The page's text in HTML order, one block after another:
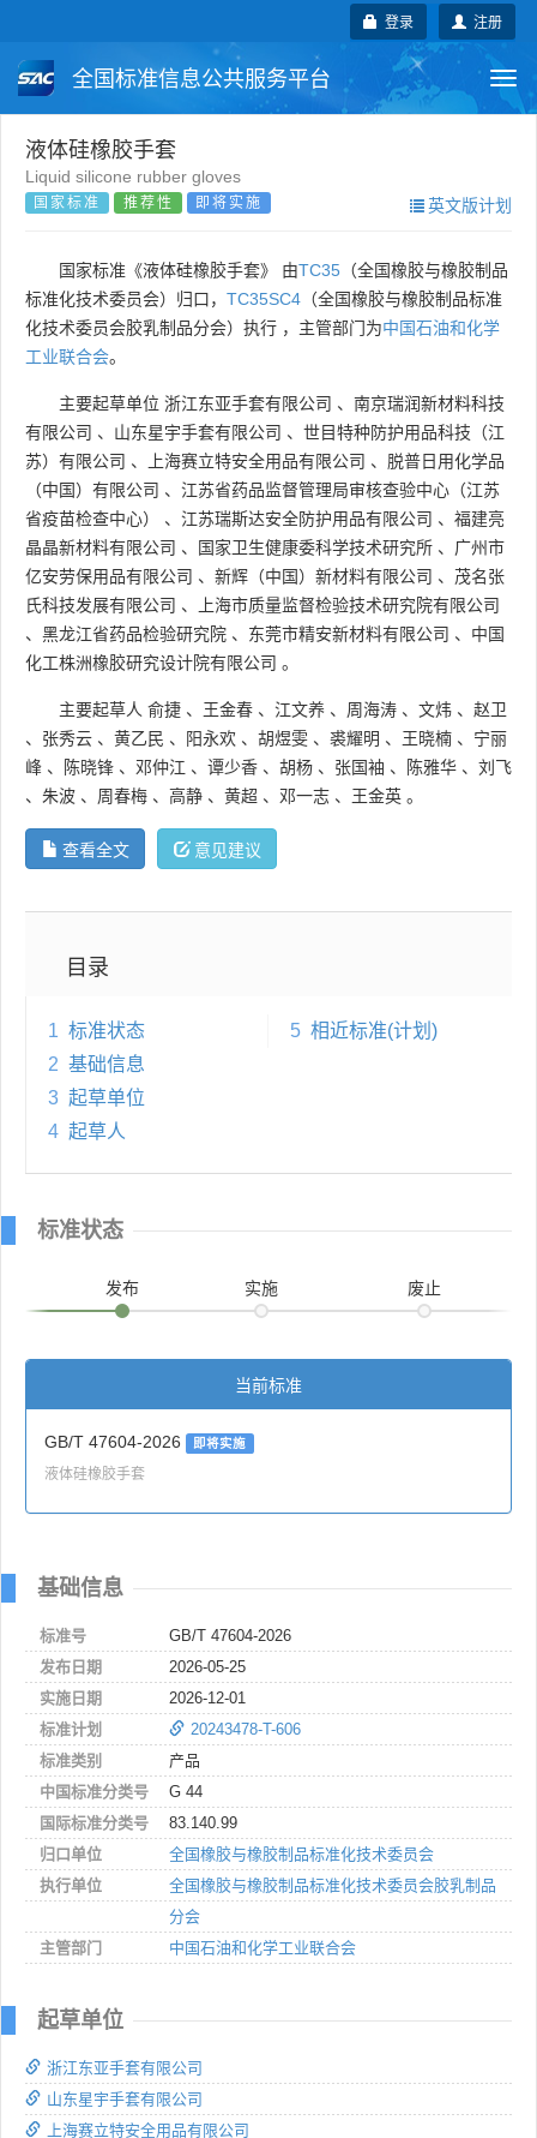
注册
登录
全国标准信息公共服务平台
国家标准
团体标准 企业标准 国际标准
国外标准 技术委员会
液体硅橡胶手套
Liquid silicone rubber gloves
国家标准 推荐性 即将实施 英文版计划
国家标准《液体硅橡胶手套》 由TC35 （全国橡胶与橡胶制品
标准化技术委员会）归口， TC35SC4 （全国橡胶与橡胶制品标准
化技术委员会胶乳制品分会）执行 ，主管部门为中国石油和化学
工业联合会。
主要起草单位 浙江东亚手套有限公司 、 南京瑞润新材料科技
有限公司 、 山东星宇手套有限公司 、 世目特种防护用品科技（江
苏）有限公司 、 上海赛立特安全用品有限公司 、 脱普日用化学品
（中国）有限公司 、 江苏省药品监督管理局审核查验中心（江苏
省疫苗检查中心）
、 江苏瑞斯达安全防护用品有限公司 、 福建亮
晶晶新材料有限公司 、 国家卫生健康委科学技术研究所 、 广州市
亿安劳保用品有限公司 、 新辉（中国）新材料有限公司 、 茂名张
氏科技发展有限公司 、
上海市质量监督检验技术研究院有限公司
、 黑龙江省药品检验研究院 、 东莞市精安新材料有限公司 、 中国
化工株洲橡胶研究设计院有限公司 。
主要起草人 俞捷 、 王金春 、 江文养 、 周海涛 、 文炜 、 赵卫
、 张秀云 、 黄乙民 、 阳永欢 、 胡煜雯 、 裘耀明 、 王晓楠 、 宁丽
峰 、 陈晓锋 、 邓仲江 、 谭少香 、 胡杨 、 张国袖 、 陈雅华 、 刘飞
、 朱波 、 周春梅 、 高静 、 黄超 、 邓一志 、 王金英 。
查看全文 意见建议
目录
1 标准状态
2 基础信息
3 起草单位
4 起草人
5 相近标准(计划)
标准状态
发布 实施 废止
当前标准
GB/T 47604-2026 即将实施
液体硅橡胶手套
基础信息
标准号
GB/T 47604-2026
发布日期
2026-05-25
实施日期
2026-12-01
标准计划
20243478-T-606
标准类别
产品
中国标准分类号
G 44
国际标准分类号
83.140.99
归口单位
全国橡胶与橡胶制品标准化技术委员会
执行单位
全国橡胶与橡胶制品标准化技术委员会胶乳制品
分会
主管部门
中国石油和化学工业联合会
起草单位
浙江东亚手套有限公司
山东星宇手套有限公司
上海赛立特安全用品有限公司